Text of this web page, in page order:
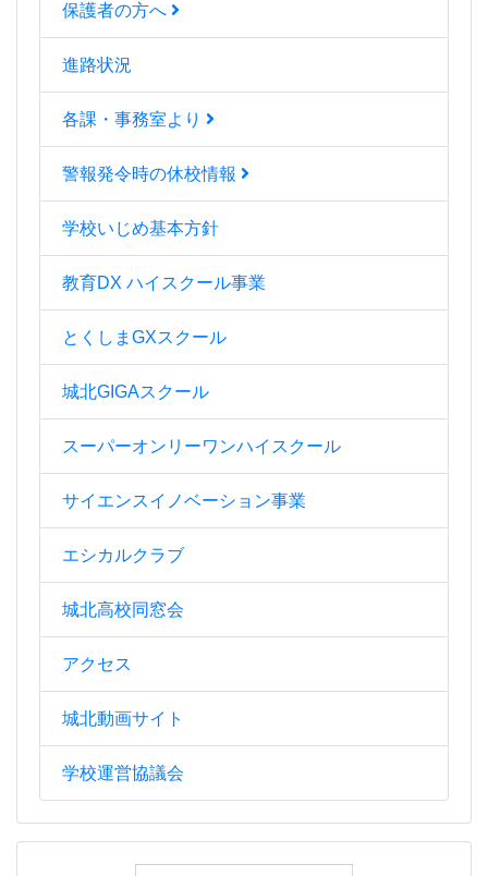
保護者の方へ
進路状況
各課・事務室より
警報発令時の休校情報
学校いじめ基本方針
教育DX ハイスクール事業
とくしまGXスクール
城北GIGAスクール
スーパーオンリーワンハイスクール
サイエンスイノベーション事業
エシカルクラブ
城北高校同窓会
アクセス
城北動画サイト
学校運営協議会